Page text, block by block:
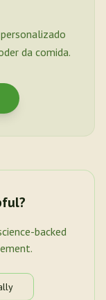
da comida.
backed